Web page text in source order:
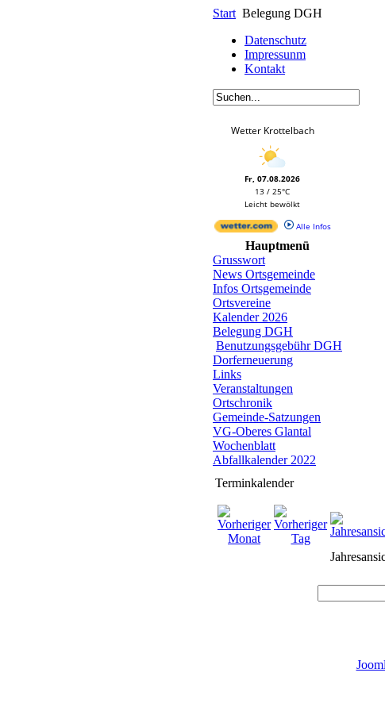
Start Belegung DGH
Datenschutz
Impressunm
Kontakt
Wetter Krottelbach
Fr, 07.08.2026
13 / 25°C
Leicht bewölkt
Alle Infos
Hauptmenü
Grusswort
News Ortsgemeinde
Infos Ortsgemeinde
Ortsvereine
Kalender 2026
Belegung DGH
Benutzungsgebühr DGH
Dorferneuerung
Links
Veranstaltungen
Ortschronik
Gemeinde-Satzungen
VG-Oberes Glantal
Wochenblatt
Abfallkalender 2022
Terminkalender